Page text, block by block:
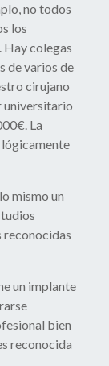
no todos
los
Hay colegas
de varios de
cirujano
universitario
La
mismo un
reconocidas
un implante
bien
reconocida